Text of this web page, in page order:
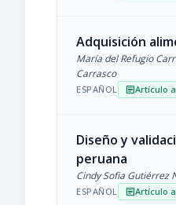
Adquisición
María del Refugio
Carrasco
ESPAÑOL articleArtículo
Diseño y
peruana
Cindy Sofia Gutiérrez
ESPAÑOL articleArtículo